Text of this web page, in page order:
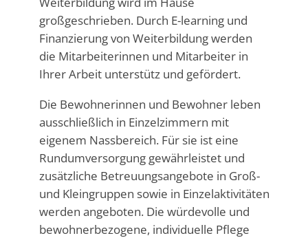
großgeschrieben. Durch E-learning und
Finanzierung von Weiterbildung werden
die Mitarbeiterinnen und Mitarbeiter in
Ihrer Arbeit unterstütz und gefördert.
Die Bewohnerinnen und Bewohner leben
ausschließlich in Einzelzimmern mit
eigenem Nassbereich. Für sie ist eine
Rundumversorgung gewährleistet und
zusätzliche Betreuungsangebote in Groß-
und Kleingruppen sowie in Einzelaktivitäten
werden angeboten. Die würdevolle und
bewohnerbezogene, individuelle Pflege